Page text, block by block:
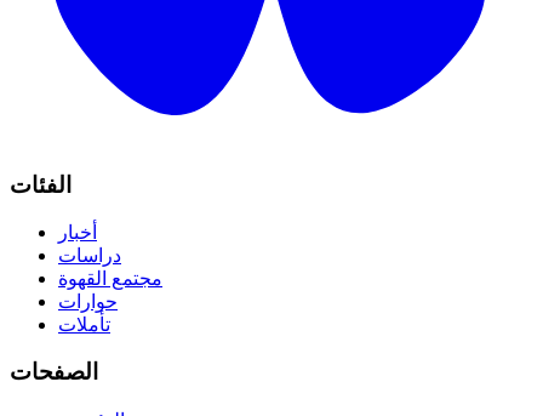
الفئات
أخبار
دراسات
مجتمع القهوة
حوارات
تأملات
الصفحات